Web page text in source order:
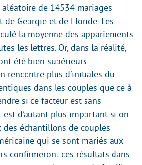
de 14534 mariages
de Georgie et de Floride. Les
la moyenne des appariements
les lettres. Or, dans la réalité,
été bien supérieurs.
rencontre plus d’initiales du
dans les couples que ce à
si ce facteur est sans
est d’autant plus important si on
des échantillons de couples
qui se sont mariés aux
confirmeront ces résultats dans